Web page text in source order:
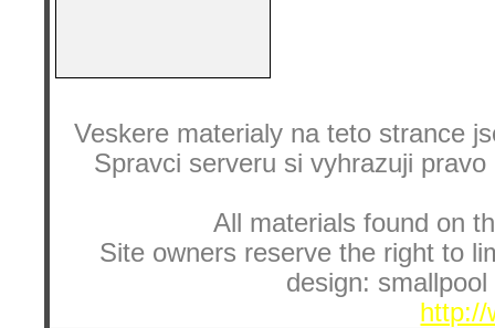
Veskere materialy na teto strance
Spravci serveru si vyhrazuji
All materials found on
Site owners reserve the right to
design:
http://